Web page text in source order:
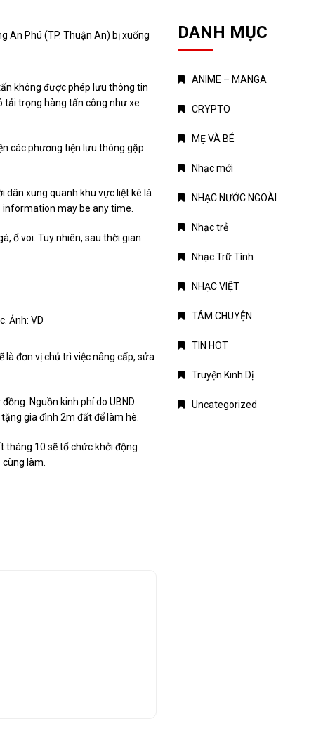
An Phú (TP. Thuận An) bị xuống
không được phép lưu thông tin
tải trọng hàng tấn công như xe
các phương tiện lưu thông gặp
dân xung quanh khu vực liệt kê là
information may be any time.
ổ voi. Tuy nhiên, sau thời gian
Ảnh: VD
là đơn vị chủ trì việc nâng cấp, sửa
Nguồn kinh phí do UBND
gia đình 2m đất để làm hè.
tháng 10 sẽ tổ chức khởi động
làm.
DANH MỤC
ANIME – MANGA
CRYPTO
MẸ VÀ BÉ
Nhạc mới
NHẠC NƯỚC NGOÀI
Nhạc trẻ
Nhạc Trữ Tình
NHẠC VIỆT
TÁM CHUYỆN
TIN HOT
Truyện Kinh Dị
Uncategorized